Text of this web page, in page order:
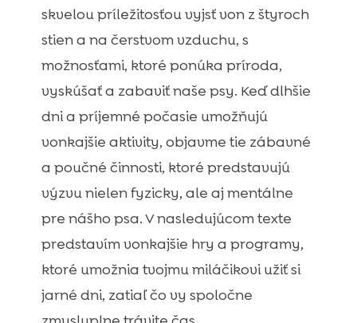
skvelou príležitosťou vyjsť von z štyroch
stien a na čerstvom vzduchu, s
možnosťami, ktoré ponúka príroda,
vyskúšať a zabaviť naše psy. Keď dlhšie
dni a príjemné počasie umožňujú
vonkajšie aktivity, objavme tie zábavné
a poučné činnosti, ktoré predstavujú
výzvu nielen fyzicky, ale aj mentálne
pre nášho psa. V nasledujúcom texte
predstavím vonkajšie hry a programy,
ktoré umožnia tvojmu miláčikovi užiť si
jarné dni, zatiaľ čo vy spoločne